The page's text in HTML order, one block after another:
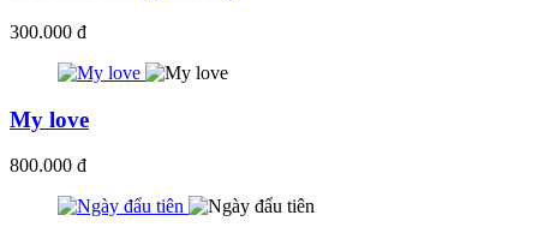
300.000 đ
My love
800.000 đ